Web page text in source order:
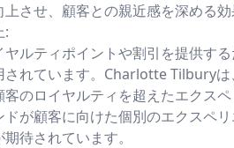
させ、顧客との親近感を深める効
:
ルティポイントや割引を提供す
れています。Charlotte Tilbury
のロイヤルティを超えたエクスペ
が顧客に向けた個別のエクスペ
待されています。